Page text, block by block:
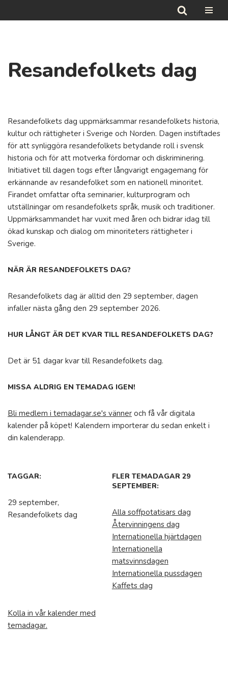
Resandefolkets dag
Resandefolkets dag uppmärksammar resandefolkets historia,
kultur och rättigheter i Sverige och Norden. Dagen instiftades
för att synliggöra resandefolkets betydande roll i svensk
historia och för att motverka fördomar och diskriminering.
Initiativet till dagen togs efter långvarigt engagemang för
erkännande av resandefolket som en nationell minoritet.
Firandet omfattar ofta seminarier, kulturprogram och
utställningar om resandefolkets språk, musik och traditioner.
Uppmärksammandet har vuxit med åren och bidrar idag till
ökad kunskap och dialog om minoriteters rättigheter i
Sverige.
NÄR ÄR RESANDEFOLKETS DAG?
Resandefolkets dag är alltid den 29 september, dagen
infaller nästa gång den 29 september 2026.
HUR LÅNGT ÄR DET KVAR TILL RESANDEFOLKETS DAG?
Det är 51 dagar kvar till Resandefolkets dag.
MISSA ALDRIG EN TEMADAG IGEN!
Bli medlem i temadagar.se's vänner och få vår digitala
kalender på köpet! Kalendern importerar du sedan enkelt i
din kalenderapp.
TAGGAR:
29 september,
Resandefolkets dag
FLER TEMADAGAR 29
SEPTEMBER:
Alla soffpotatisars dag
Återvinningens dag
Internationella hjärtdagen
Internationella
matsvinnsdagen
Internationella pussdagen
Kaffets dag
Kolla in vår kalender med
temadagar.